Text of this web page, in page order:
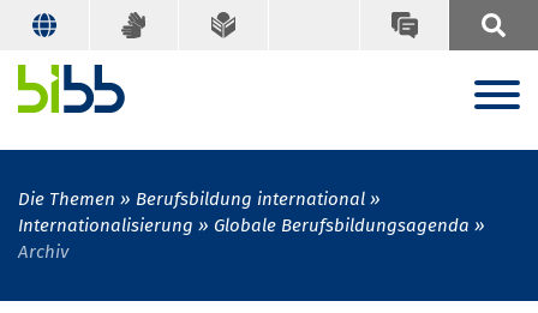
Die Themen
Berufsbildung international
Internationalisierung
Globale Berufsbildungsagenda
Archiv